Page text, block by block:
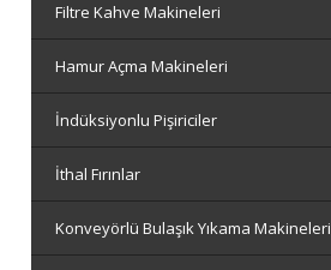
Filtre Kahve Makineleri
Hamur Açma Makineleri
İndüksiyonlu Pişiriciler
İthal Fırınlar
Konveyörlü Bulaşık Yıkama Makineleri